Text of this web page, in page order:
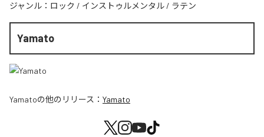
ジャンル： ロック / インストゥルメンタル / ラテン
Yamato
Yamatoの他のリリース： Yamato